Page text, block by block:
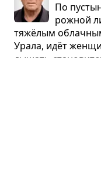
По
рож­ной
тяжёлым
Урала, идёт
дышать